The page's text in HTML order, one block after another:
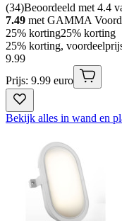
(34)Beoordeeld met 4.4
7.49 met GAMMA
25% korting25% korting
25% korting,
9.99
Prijs: 9.99 euro
Bekijk alles in wand en